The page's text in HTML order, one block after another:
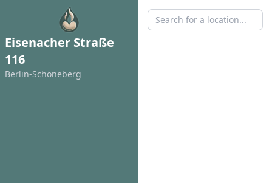
Eisenacher Straße
116
Berlin-Schöneberg